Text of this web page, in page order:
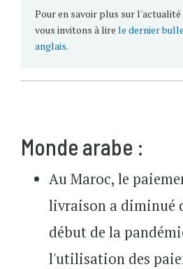
Pour en savoir plus sur
vous invitons à lire le dernier
anglais.
Monde arabe :
Au Maroc, le
livraison a diminué
début de la
l'utilisation des